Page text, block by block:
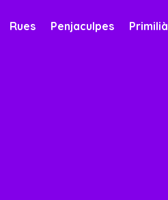
Rues Penjaculpes Primilià